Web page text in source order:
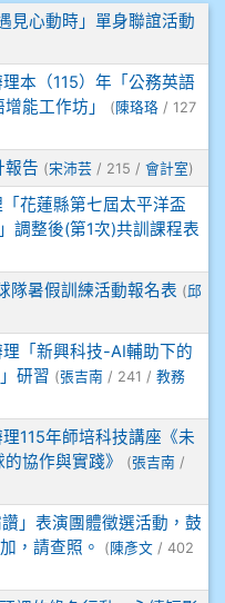
見心動時」單身聯誼活動
本（115）年「公務英語
能工作坊」
(陳珞珞 / 127
報告 (宋沛芸/ 215 / 會計室)
花蓮縣第七屆太平洋盃
調整後(第1次)共訓課程表
隊暑假訓練活動報名表 (邱
「新興科技-AI輔助下的
研習 (張吉南 / 241 / 教務
115年師培科技講座《未
協作與實踐》
(張吉南 /
」表演團體徵選活動，鼓
，請查照。
(陳彥文 / 402